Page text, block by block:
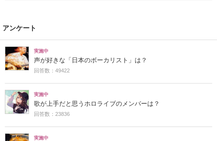
アンケート
実施中
声が好きな「日本のボーカリスト」は？
回答数：49422
実施中
歌が上手だと思うホロライブのメンバーは？
回答数：23836
実施中